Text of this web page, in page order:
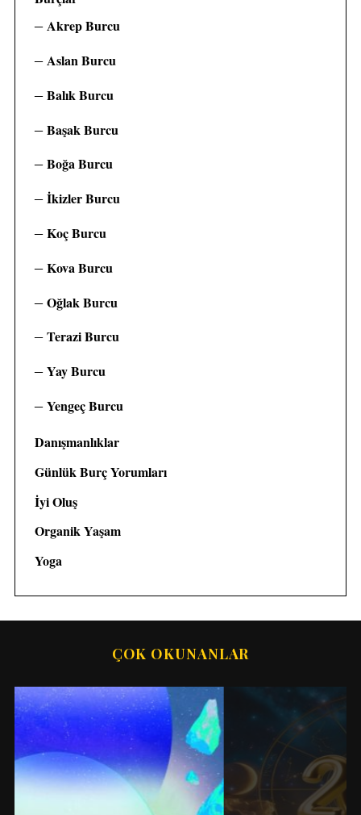
Akrep Burcu
Aslan Burcu
Balık Burcu
Başak Burcu
Boğa Burcu
İkizler Burcu
Koç Burcu
Kova Burcu
Oğlak Burcu
Terazi Burcu
Yay Burcu
Yengeç Burcu
Danışmanlıklar
Günlük Burç Yorumları
İyi Oluş
Organik Yaşam
Yoga
ÇOK OKUNANLAR
f
o
: